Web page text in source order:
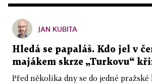
JAN KUBITA
Hledá se papaláš. Kdo jel v
majákem skrze „Turkovu“
Před několika dny se do jedné